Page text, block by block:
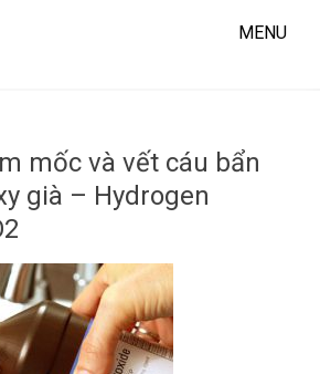
MENU
mốc và vết cáu bẩn
già – Hydrogen